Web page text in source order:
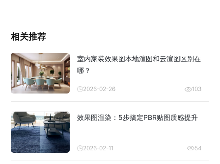
相关推荐
室内家装效果图本地渲图和云渲图区别在
哪？
2026-02-26 103
效果图渲染：5步搞定PBR贴图质感提升
2026-02-11 54